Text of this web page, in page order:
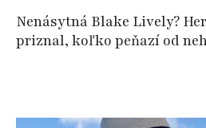
Nenásytná Blake Lively?
priznal, koľko peňazí od